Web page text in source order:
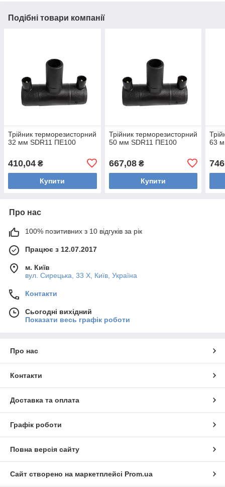
Подібні товари компанії
Трійник терморезисторний
32 мм SDR11 ПЕ100
410,04 ₴
Купити
Трійник терморезисторний
50 мм SDR11 ПЕ100
667,08₴
Купити
63
Про нас
100% позитивних з 10 відгуків за рік
Працює з 12.07.2017
м. Київ
вул. Сирецька, 33 Х, Київ, Україна
Контакти
Сьогодні вихідний
Показати весь графік роботи
Про нас
Контакти
Доставка та оплата
Графік роботи
Повна версія сайту
Сайт створено на маркетплейсі Prom.ua